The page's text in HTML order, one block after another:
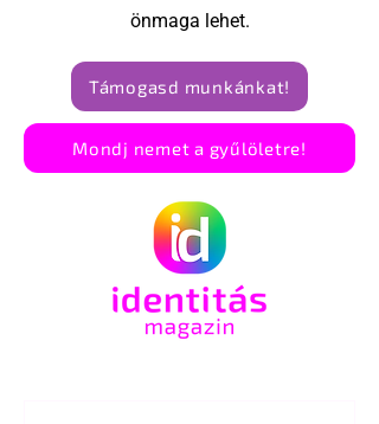
önmaga lehet.
Támogasd munkánkat!
Mondj nemet a gyűlöletre!